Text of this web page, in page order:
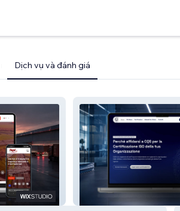
Dịch vụ và đánh giá
CQSCert